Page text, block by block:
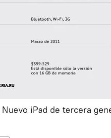
iPad de tercera